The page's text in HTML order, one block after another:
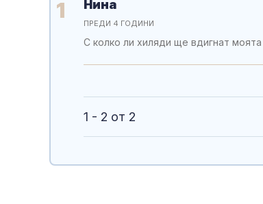
1 Нина
ПРЕДИ 4 ГОДИНИ
С колко ли хиляди ще вдигнат моята
1 - 2 от 2